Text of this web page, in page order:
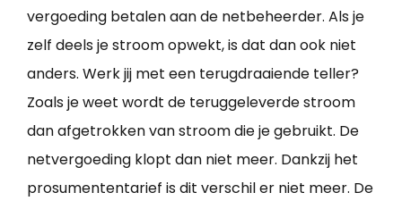
vergoeding betalen aan de netbeheerder. Als je
zelf deels je stroom opwekt, is dat dan ook niet
anders. Werk jij met een terugdraaiende teller?
Zoals je weet wordt de teruggeleverde stroom
dan afgetrokken van stroom die je gebruikt. De
netvergoeding klopt dan niet meer. Dankzij het
prosumententarief is dit verschil er niet meer. De